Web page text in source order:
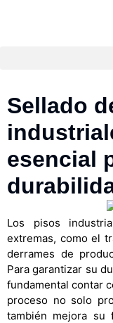
Sellado
esencial
Los pisos
extremas, como el
derrames de
Para garantizar su
fundamental contar
proceso no solo
también mejora su